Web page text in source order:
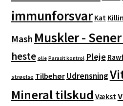
immunforsvar Kat
Mash Muskler -
heste olie Parasit kontrol Pleje
strøelse Tilbehør Udrensning
Mineral tilskud Vækst